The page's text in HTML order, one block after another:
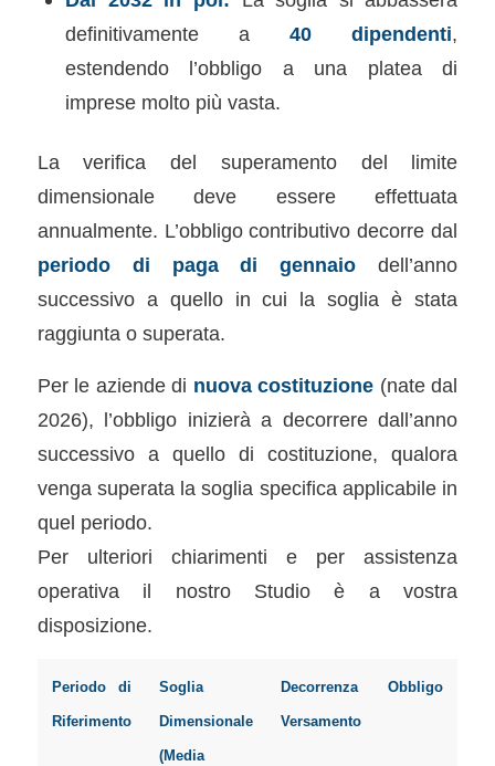
definitivamente a40 dipendenti,
estendendo l’obbligo a una platea di
imprese molto più vasta.
La verifica del superamento del limite
dimensionale deve essere effettuata
annualmente. L’obbligo contributivo decorre dal
periodo di paga di gennaio dell’anno
successivo a quello in cui la soglia è stata
raggiunta o superata.
Per le aziende di nuova costituzione (nate dal
2026), l’obbligo inizierà a decorrere dall’anno
successivo a quello di costituzione, qualora
venga superata la soglia specifica applicabile in
quel periodo.
Per ulteriori chiarimenti e per assistenza
operativa il nostro Studio è a vostra
disposizione.
Periodo di
Riferimento
Soglia
Dimensionale
(Media
Decorrenza Obbligo
Versamento